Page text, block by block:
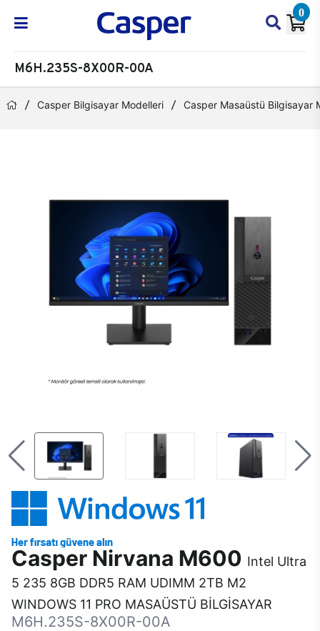
0
M6H.235S-8X00R-00A
Casper Bilgisayar Modelleri Casper Masaüstü Bilgisayar
Casper Nirvana M600 Intel Ultra
5 235 8GB DDR5 RAM UDIMM 2TB M2
WINDOWS 11 PRO MASAÜSTÜ BİLGİSAYAR
M6H.235S-8X00R-00A